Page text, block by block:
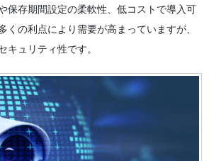
保存期間設定の柔軟性、低コストで導入可
くの利点により需要が高まっていますが、
キュリティ性です。